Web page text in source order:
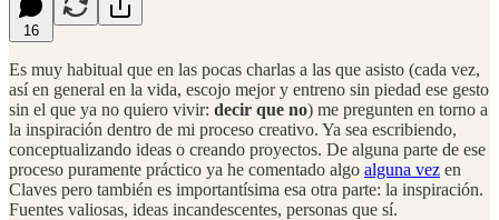
16
Es muy habitual que en las pocas charlas a las que asisto (cada vez,
así en general en la vida, escojo mejor y entreno sin piedad ese gesto
sin el que ya no quiero vivir: decir que no) me pregunten en torno a
la inspiración dentro de mi proceso creativo. Ya sea escribiendo,
conceptualizando ideas o creando proyectos. De alguna parte de ese
proceso puramente práctico ya he comentado algo alguna vez en
Claves pero también es importantísima esa otra parte: la inspiración.
Fuentes valiosas, ideas incandescentes, personas que sí.